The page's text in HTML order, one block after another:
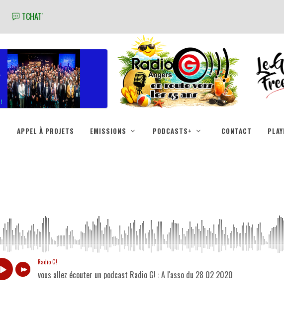
TCHAT'
APPEL À PROJETS EMISSIONS PODCASTS+ CONTACT
Radio G!
vous allez écouter un podcast Radio G! : A l'asso du 28 02 2020